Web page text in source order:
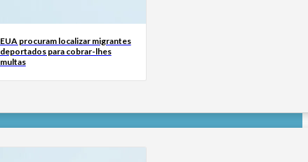
EUA procuram localizar migrantes
deportados para cobrar-lhes
multas